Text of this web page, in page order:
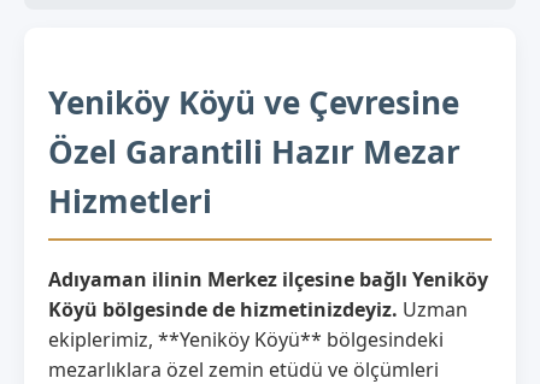
Yeniköy Köyü ve Çevresine
Özel Garantili Hazır Mezar
Hizmetleri
Adıyaman ilinin Merkez ilçesine bağlı Yeniköy
Köyü bölgesinde de hizmetinizdeyiz. Uzman
ekiplerimiz, **Yeniköy Köyü** bölgesindeki
mezarlıklara özel zemin etüdü ve ölçümleri